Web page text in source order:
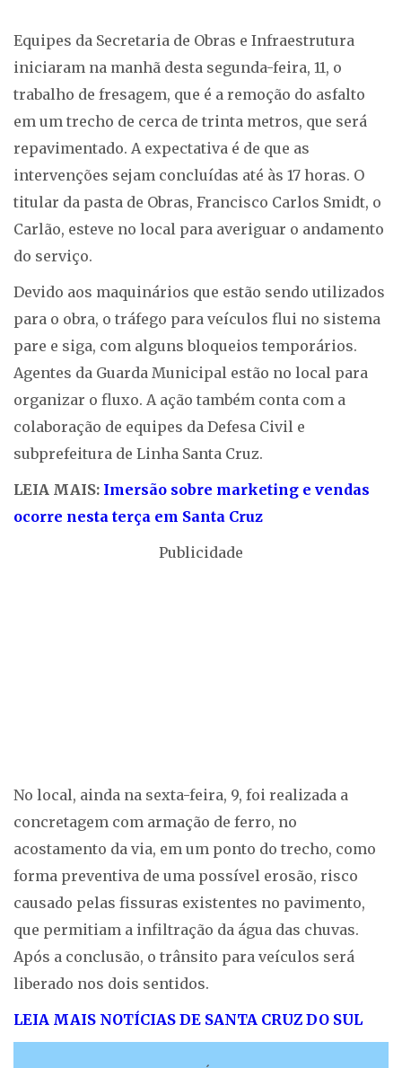
Equipes da Secretaria de Obras e Infraestrutura
iniciaram na manhã desta segunda-feira, 11, o
trabalho de fresagem, que é a remoção do asfalto
em um trecho de cerca de trinta metros, que será
repavimentado. A expectativa é de que as
intervenções sejam concluídas até às 17 horas. O
titular da pasta de Obras, Francisco Carlos Smidt, o
Carlão, esteve no local para averiguar o andamento
do serviço.
Devido aos maquinários que estão sendo utilizados
para o obra, o tráfego para veículos flui no sistema
pare e siga, com alguns bloqueios temporários.
Agentes da Guarda Municipal estão no local para
organizar o fluxo. A ação também conta com a
colaboração de equipes da Defesa Civil e
subprefeitura de Linha Santa Cruz.
LEIA MAIS: Imersão sobre marketing e vendas
ocorre nesta terça em Santa Cruz
Publicidade
No local, ainda na sexta-feira, 9, foi realizada a
concretagem com armação de ferro, no
acostamento da via, em um ponto do trecho, como
forma preventiva de uma possível erosão, risco
causado pelas fissuras existentes no pavimento,
que permitiam a infiltração da água das chuvas.
Após a conclusão, o trânsito para veículos será
liberado nos dois sentidos.
LEIA MAIS NOTÍCIAS DE SANTA CRUZ DO SUL